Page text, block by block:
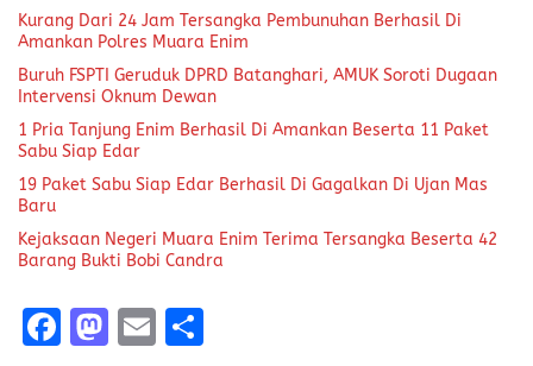
Kurang Dari 24 Jam Tersangka Pembunuhan Berhasil Di
Amankan Polres Muara Enim
Buruh FSPTI Geruduk DPRD Batanghari, AMUK Soroti Dugaan
Intervensi Oknum Dewan
1 Pria Tanjung Enim Berhasil Di Amankan Beserta 11 Paket
Sabu Siap Edar
19 Paket Sabu Siap Edar Berhasil Di Gagalkan Di Ujan Mas
Baru
Kejaksaan Negeri Muara Enim Terima Tersangka Beserta 42
Barang Bukti Bobi Candra
F
M E